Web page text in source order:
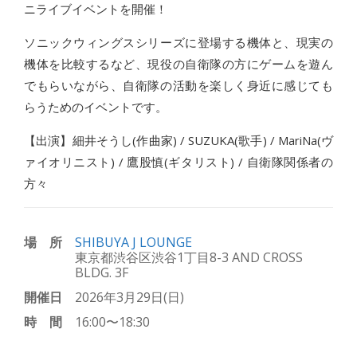
ニライブイベントを開催！
ソニックウィングスシリーズに登場する機体と、現実の
機体を比較するなど、現役の自衛隊の方にゲームを遊ん
でもらいながら、自衛隊の活動を楽しく身近に感じても
らうためのイベントです。
【出演】細井そうし(作曲家) / SUZUKA(歌手) / MariNa(ヴ
ァイオリニスト) / 鷹股慎(ギタリスト) / 自衛隊関係者の
方々
場所
SHIBUYA J LOUNGE
東京都渋谷区渋谷1丁目8-3 AND CROSS
BLDG. 3F
開催日
2026年3月29日(日)
時間
16:00〜18:30